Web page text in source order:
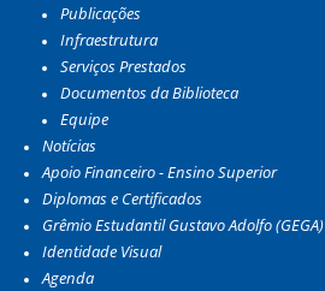
Publicações
Infraestrutura
Serviços Prestados
Documentos da Biblioteca
Equipe
Notícias
Apoio Financeiro - Ensino Superior
Diplomas e Certificados
Grêmio Estudantil Gustavo Adolfo (GEGA)
Identidade Visual
Agenda